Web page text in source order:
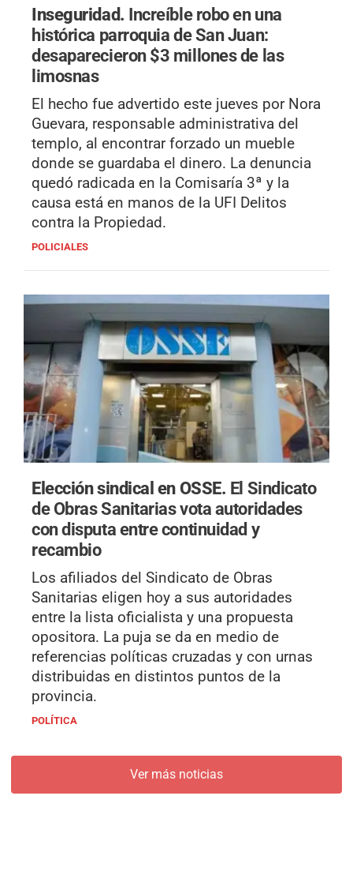
Inseguridad. Increíble robo en una
histórica parroquia de San Juan:
desaparecieron $3 millones de las
limosnas
El hecho fue advertido este jueves por Nora
Guevara, responsable administrativa del
templo, al encontrar forzado un mueble
donde se guardaba el dinero. La denuncia
quedó radicada en la Comisaría 3ª y la
causa está en manos de la UFI Delitos
contra la Propiedad.
POLICIALES
Elección sindical en OSSE. El Sindicato
de Obras Sanitarias vota autoridades
con disputa entre continuidad y
recambio
Los afiliados del Sindicato de Obras
Sanitarias eligen hoy a sus autoridades
entre la lista oficialista y una propuesta
opositora. La puja se da en medio de
referencias políticas cruzadas y con urnas
distribuidas en distintos puntos de la
provincia.
POLÍTICA
Ver más noticias